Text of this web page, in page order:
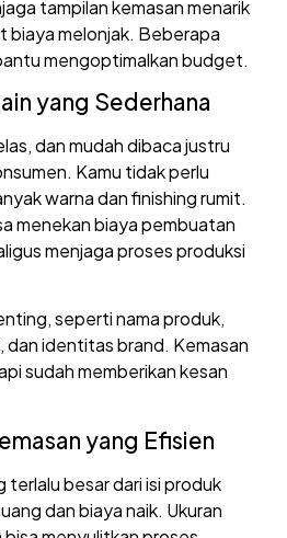
tampilan kemasan menarik
biaya melonjak. Beberapa
mengoptimalkan budget.
yang Sederhana
dan mudah dibaca justru
Kamu tidak perlu
warna dan finishing rumit.
menekan biaya pembuatan
menjaga proses produksi
seperti nama produk,
dan identitas brand. Kemasan
sudah memberikan kesan
yang Efisien
terlalu besar dari isi produk
dan biaya naik. Ukuran